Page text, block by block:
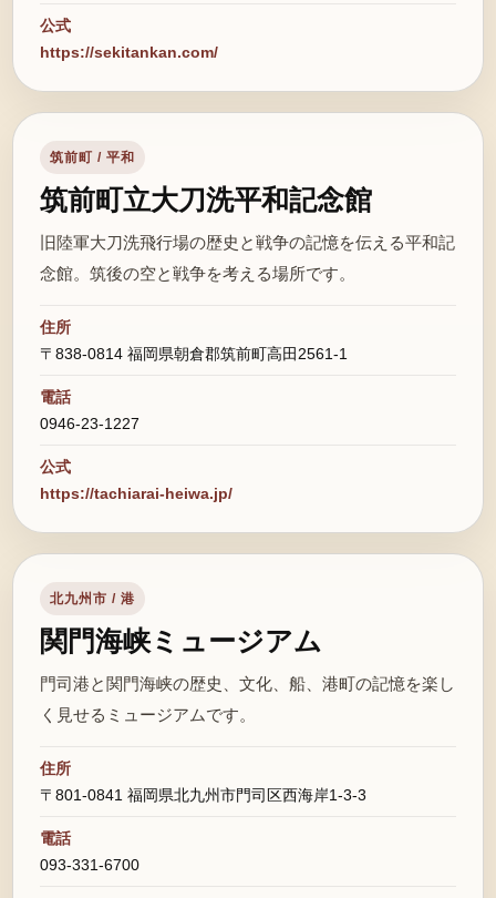
公式
https://sekitankan.com/
筑前町 / 平和
筑前町立大刀洗平和記念館
旧陸軍大刀洗飛行場の歴史と戦争の記憶を伝える平和記
念館。筑後の空と戦争を考える場所です。
住所
〒838-0814 福岡県朝倉郡筑前町高田2561-1
電話
0946-23-1227
公式
https://tachiarai-heiwa.jp/
北九州市 / 港
関門海峡ミュージアム
門司港と関門海峡の歴史、文化、船、港町の記憶を楽し
く見せるミュージアムです。
住所
〒801-0841 福岡県北九州市門司区西海岸1-3-3
電話
093-331-6700